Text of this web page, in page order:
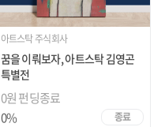
아트스탁 주식회사
꿈을 이뤄보자, 아트스탁 김영곤
특별전
0원펀딩종료
종료
0%